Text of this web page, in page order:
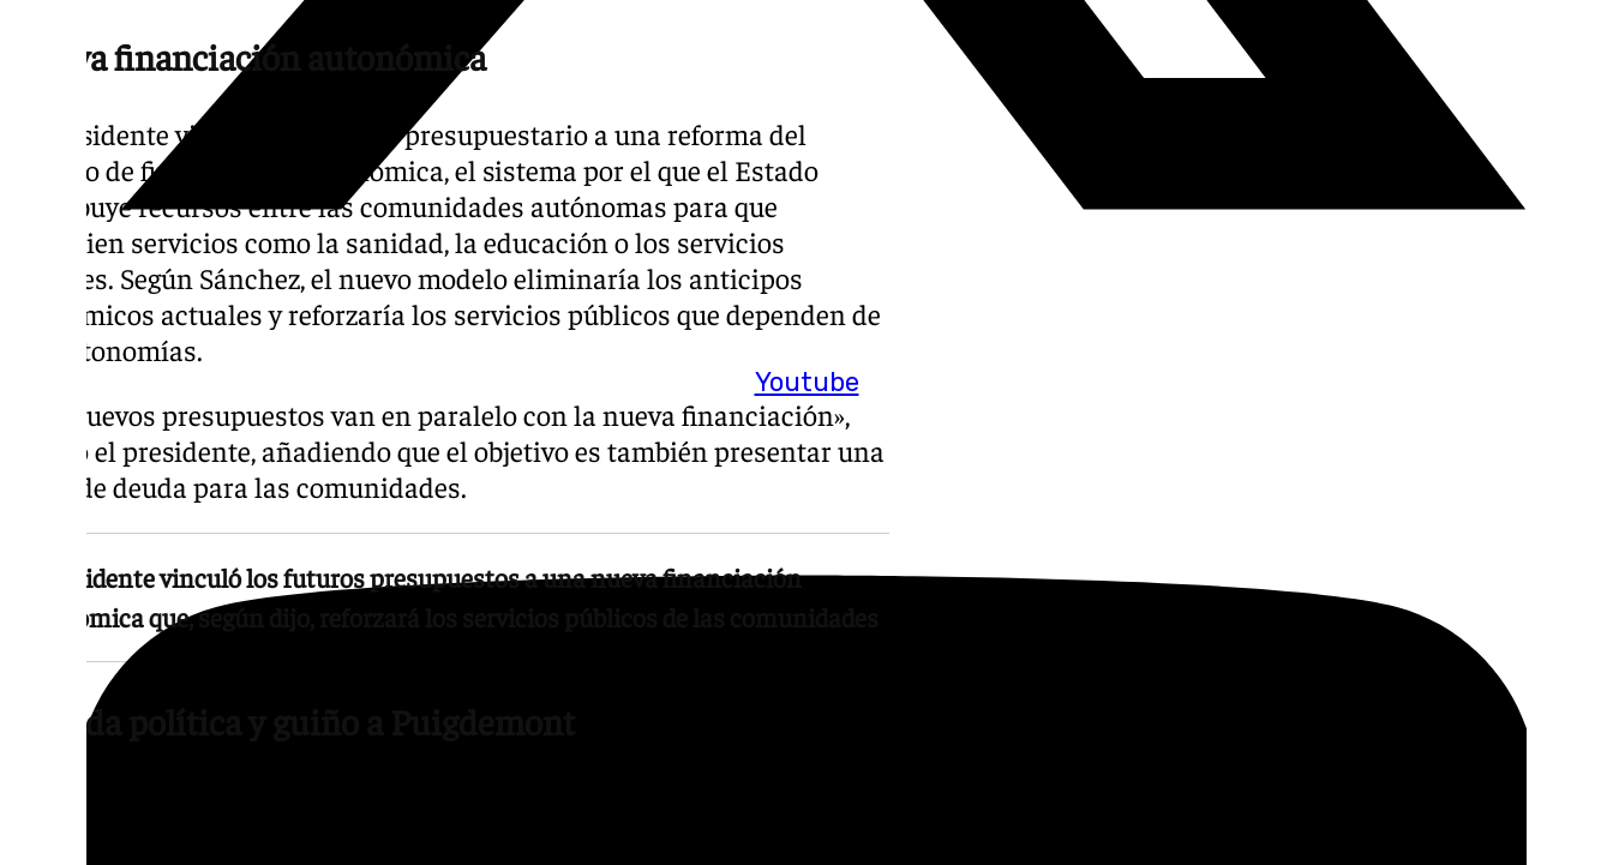
Youtube
Nueva financiación autonómica
El presidente vinculó el anuncio presupuestario a una reforma del
modelo de financiación autonómica, el sistema por el que el Estado
distribuye recursos entre las comunidades autónomas para que
financien servicios como la sanidad, la educación o los servicios
sociales. Según Sánchez, el nuevo modelo eliminaría los anticipos
económicos actuales y reforzaría los servicios públicos que dependen de
las autonomías.
«Los nuevos presupuestos van en paralelo con la nueva financiación»,
afirmó el presidente, añadiendo que el objetivo es también presentar una
quita de deuda para las comunidades.
El presidente vinculó los futuros presupuestos a una nueva financiación
autonómica que, según dijo, reforzará los servicios públicos de las comunidades
Agenda política y guiño a Puigdemont